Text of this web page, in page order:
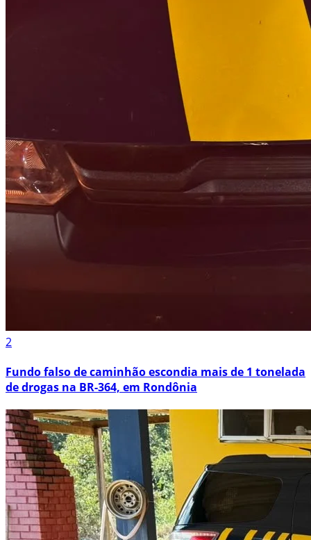
2
Fundo falso de caminhão escondia mais de 1 tonelada
de drogas na BR-364, em Rondônia